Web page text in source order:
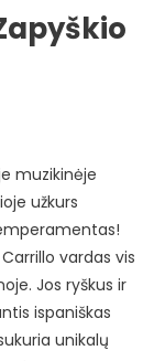
muzikinėje
užkurs
vardas vis
Jos ryškus ir
ispaniškas
unikalų